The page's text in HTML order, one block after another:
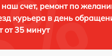
счет, ремонт по
курьера в день
от 35 минут